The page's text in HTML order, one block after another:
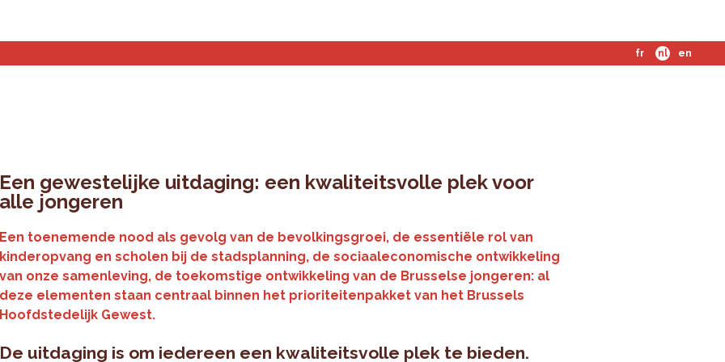
fr nl en
Een gewestelijke uitdaging: een kwaliteitsvolle plek voor
alle jongeren
Een toenemende nood als gevolg van de bevolkingsgroei, de essentiële rol van
kinderopvang en scholen bij de stadsplanning, de sociaaleconomische ontwikkeling
van onze samenleving, de toekomstige ontwikkeling van de Brusselse jongeren: al
deze elementen staan centraal binnen het prioriteitenpakket van het Brussels
Hoofdstedelijk Gewest.
De uitdaging is om iedereen een kwaliteitsvolle plek te bieden.